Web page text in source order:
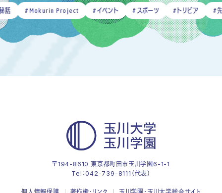
Project #イベント #スポーツ #トリビア #先生 #
〒194-8610 東京都町田市玉川学園6-1-1
Tel： 042-739-8111（代表）